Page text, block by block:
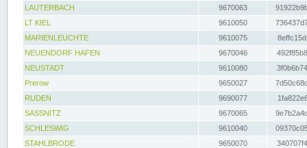
LAUTERBACH
9670063
LT KIEL
9610050
MARIENLEUCHTE
9610075
NEUENDORF HAFEN
9670046
NEUSTADT
9610080
Prerow
9650027
RUDEN
9690077
SASSNITZ
9670065
SCHLESWIG
9610040
STAHLBRODE
9650070